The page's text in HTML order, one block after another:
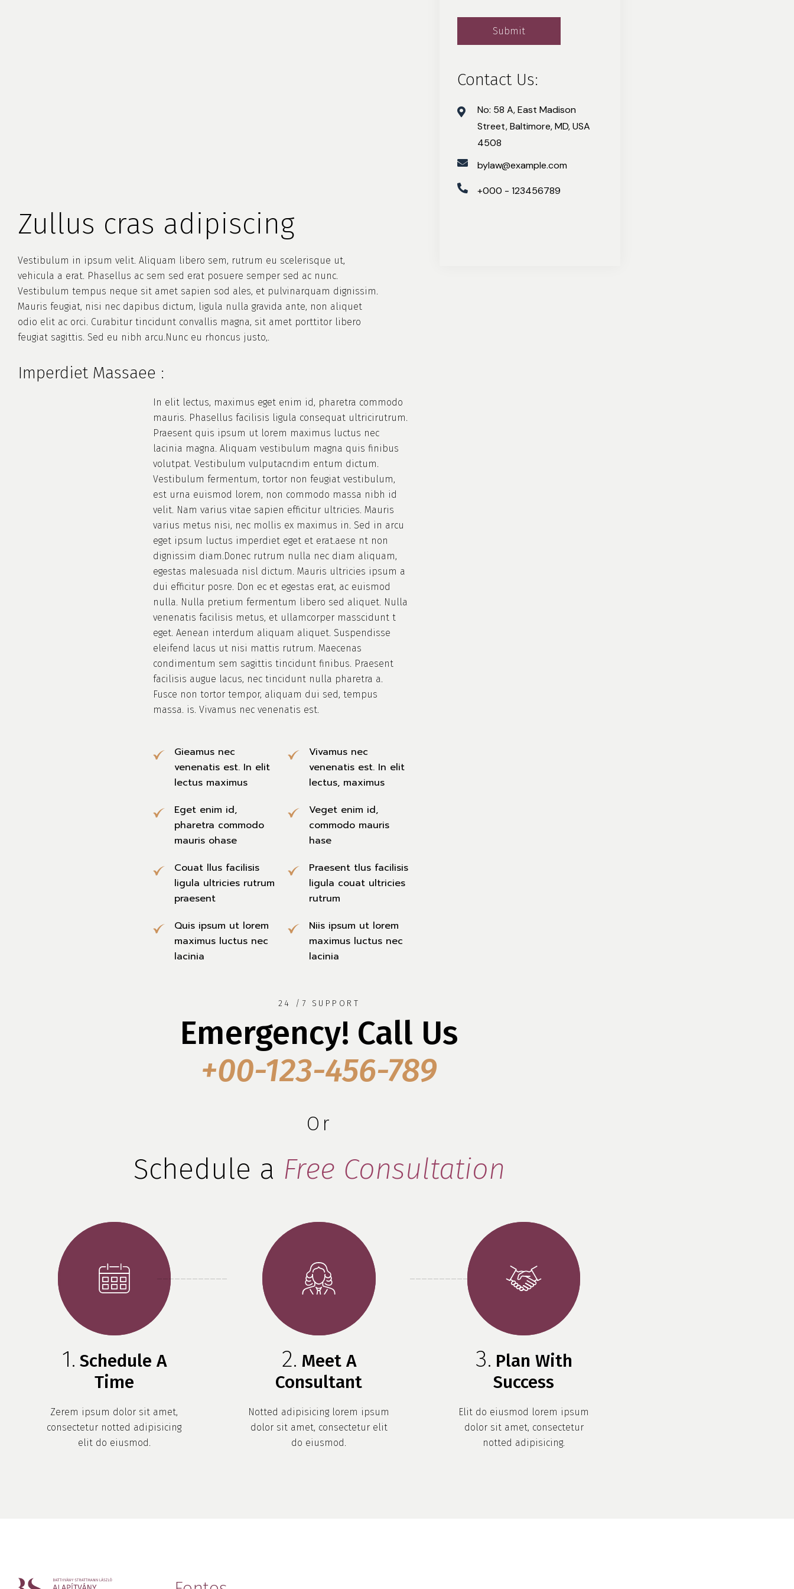
Zullus cras adipiscing
Vestibulum in ipsum velit. Aliquam libero sem, rutrum eu scelerisque ut,
vehicula a erat. Phasellus ac sem sed erat posuere semper sed ac nunc.
Vestibulum tempus neque sit amet sapien sod ales, et pulvinarquam dignissim.
Mauris feugiat, nisi nec dapibus dictum, ligula nulla gravida ante, non aliquet
odio elit ac orci. Curabitur tincidunt convallis magna, sit amet porttitor libero
feugiat sagittis. Sed eu nibh arcu.Nunc eu rhoncus justo,.
Imperdiet Massaee :
In elit lectus, maximus eget enim id, pharetra commodo
mauris. Phasellus facilisis ligula consequat ultricirutrum.
Praesent quis ipsum ut lorem maximus luctus nec
lacinia magna. Aliquam vestibulum magna quis finibus
volutpat. Vestibulum vulputacndim entum dictum.
Vestibulum fermentum, tortor non feugiat vestibulum,
est urna euismod lorem, non commodo massa nibh id
velit. Nam varius vitae sapien efficitur ultricies. Mauris
varius metus nisi, nec mollis ex maximus in. Sed in arcu
eget ipsum luctus imperdiet eget et erat.aese nt non
dignissim diam.Donec rutrum nulla nec diam aliquam,
egestas malesuada nisl dictum. Mauris ultricies ipsum a
dui efficitur posre. Don ec et egestas erat, ac euismod
nulla. Nulla pretium fermentum libero sed aliquet. Nulla
venenatis facilisis metus, et ullamcorper masscidunt t
eget. Aenean interdum aliquam aliquet. Suspendisse
eleifend lacus ut nisi mattis rutrum. Maecenas
condimentum sem sagittis tincidunt finibus. Praesent
facilisis augue lacus, nec tincidunt nulla pharetra a.
Fusce non tortor tempor, aliquam dui sed, tempus
massa. is. Vivamus nec venenatis est.
Gieamus nec
venenatis est. In elit
lectus maximus
Eget enim id,
pharetra commodo
mauris ohase
Couat llus facilisis
ligula ultricies rutrum
praesent
Quis ipsum ut lorem
maximus luctus nec
lacinia
Vivamus nec
venenatis est. In elit
lectus, maximus
Veget enim id,
commodo mauris
hase
Praesent tlus facilisis
ligula couat ultricies
rutrum
Niis ipsum ut lorem
maximus luctus nec
lacinia
Contact Us:
No: 58 A, East Madison
Street, Baltimore, MD, USA
4508
bylaw@example.com
+000 - 123456789
24 /7 SUPPORT
Emergency! Call Us
+00-123-456-789
Or
Schedule a Free Consultation
Schedule A
Time
Zerem ipsum dolor sit amet,
consectetur notted adipisicing
elit do eiusmod.
Meet A
Consultant
Notted adipisicing lorem ipsum
dolor sit amet, consectetur elit
do eiusmod.
Plan With
Success
Elit do eiusmod lorem ipsum
dolor sit amet, consectetur
notted adipisicing.